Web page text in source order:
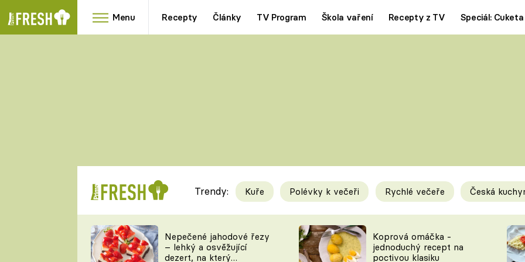
Menu Recepty Články TV Program Škola vaření Recepty z TV Speciál: Cuketa
RYCHLOVKY
Videorecepty
TEĎ VAŘÍ ŠÉF!
Tipy a triky
KAM ZA JÍDLEM
Trendy: Kuře Polévky k večeři Rychlé večeře Česká
Nepečené jahodové řezy
– lehký a osvěžující
dezert, na který
Koprová omáčka -
jednoduchý recept na
poctivou klasiku